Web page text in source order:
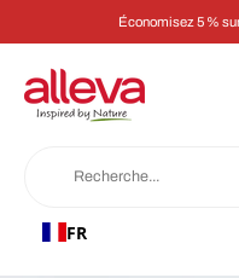
Économisez 5 % sur
FR